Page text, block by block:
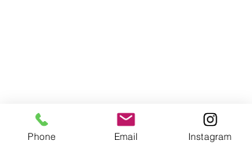
Phone Email Instagram